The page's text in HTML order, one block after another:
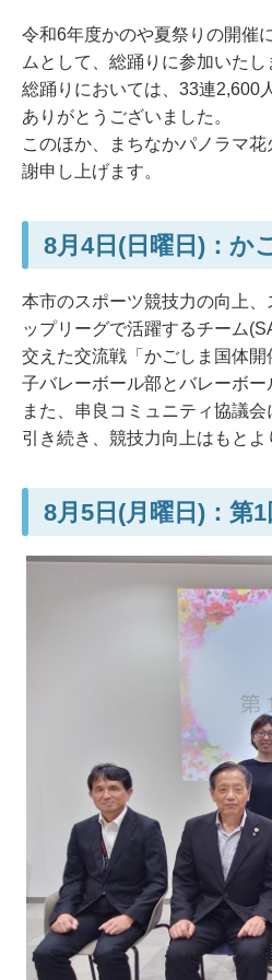
令和6年度かのや夏祭りの開催
ムとして、総踊りに参加いたし
総踊りにおいては、33連2,600
ありがとうございました。
このほか、まちなかパノラマ
謝申し上げます。
8月4日(日曜日)：か
本市のスポーツ競技力の向上
ップリーグで活躍するチーム
交えた交流戦「かごしま国体
子バレーボール部とバレーボ
また、串良コミュニティ協議
引き続き、競技力向上はもと
8月5日(月曜日)：第